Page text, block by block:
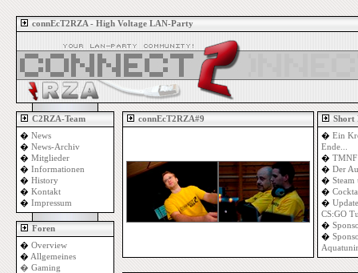
connEcT2RZA - High Voltage LAN-Party
C2RZA-Team
� News
� News-Archiv
� Mitglieder
� Informationen
� History
� Kontakt
� Impressum
Foren
� Overview
� Allgemeines
� Gaming
connEcT2RZA#9
Short
� Ein
Ende...
� TMNF
� Der
� Steam
�
�
CS:GO
�
�